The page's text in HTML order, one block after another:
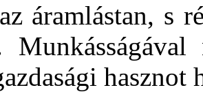
áramlástan, s
hasznot